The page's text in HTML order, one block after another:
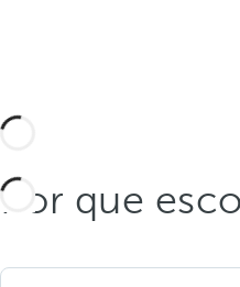
Por que